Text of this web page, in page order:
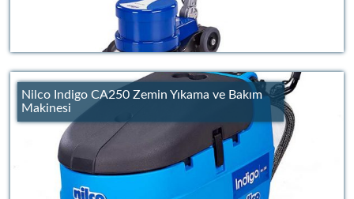
Nilco Indigo CA250 Zemin Yıkama ve Bakım
Makinesi